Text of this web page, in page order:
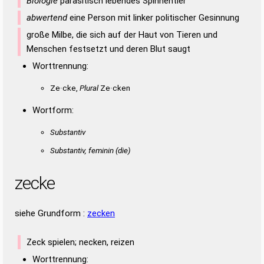
Duden – Standardwerk in 12 Bänden
Deutsch
abwertendeine Person mit linker politischer Gesinnung
große Milbe, die sich auf der Haut von Tieren und
Menschen festsetzt und deren Blut saugt
Worttrennung:
Ze·cke, PluralZe·cken
Wortform:
Substantiv
Substantiv, feminin(die)
zecke
siehe Grundform : zecken
Zeck spielen; necken, reizen
Worttrennung: